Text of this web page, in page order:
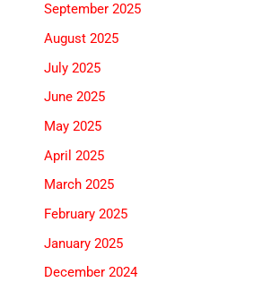
September 2025
August 2025
July 2025
June 2025
May 2025
April 2025
March 2025
February 2025
January 2025
December 2024